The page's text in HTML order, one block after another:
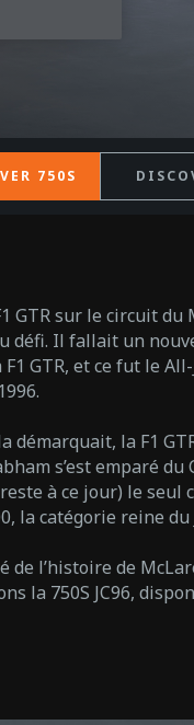
750S
GTR sur le circuit du
défi. Il fallait un
GTR, et ce fut le
démarquait, la F1
s’est emparé du
à ce jour) le seul
la catégorie reine du
de l’histoire de
la 750S JC96,